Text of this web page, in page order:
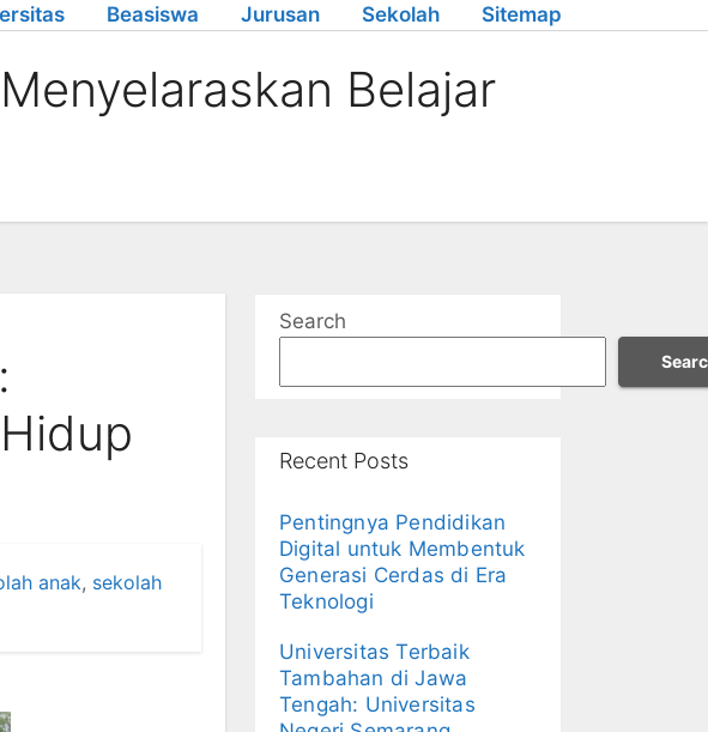
Beasiswa Jurusan Sekolah Sitemap
Belajar
anak, sekolah
Search
Recent Posts
Pentingnya Pendidikan
Digital untuk Membentuk
Generasi Cerdas di Era
Teknologi
Universitas Terbaik
Tambahan di Jawa
Tengah: Universitas